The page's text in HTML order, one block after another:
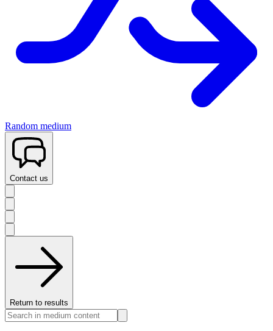
Random medium
Contact us
Return to results